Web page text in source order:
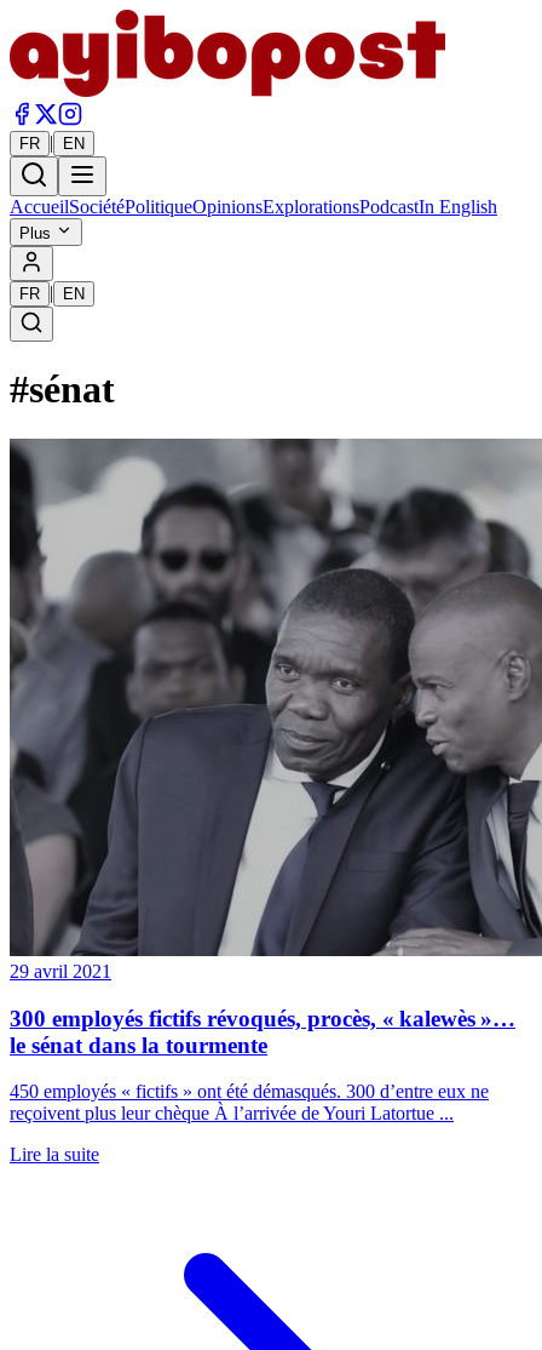
FR | EN
AccueilSociétéPolitiqueOpinionsExplorationsPodcastIn English
Plus
FR | EN
#sénat
29 avril 2021
300 employés fictifs révoqués, procès, « kalewès »…
le sénat dans la tourmente
450 employés « fictifs » ont été démasqués. 300 d’entre eux ne
reçoivent plus leur chèque À l’arrivée de Youri Latortue ...
Lire la suite